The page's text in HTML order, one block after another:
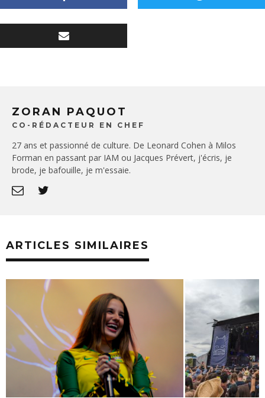
ZORAN PAQUOT
CO-RÉDACTEUR EN CHEF
27 ans et passionné de culture. De Leonard Cohen à Milos
Forman en passant par IAM ou Jacques Prévert, j'écris, je
brode, je bafouille, je m'essaie.
ARTICLES SIMILAIRES